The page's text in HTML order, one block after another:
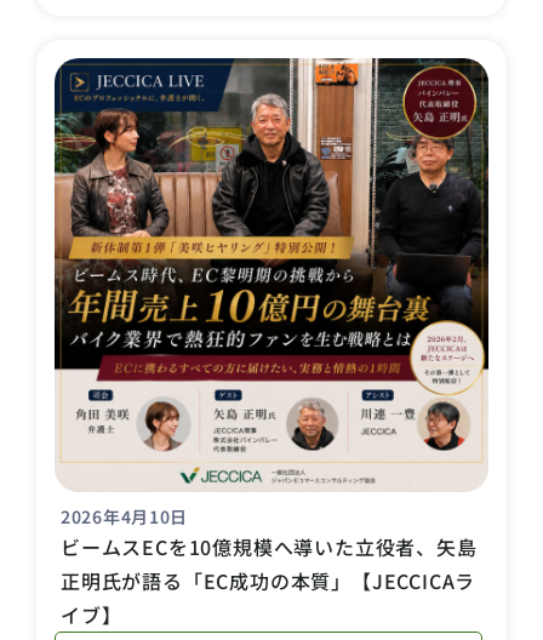
2026年4月10日
ビームスECを10億規模へ導いた立役者、矢島
正明氏が語る「EC成功の本質」【JECCICAラ
イブ】